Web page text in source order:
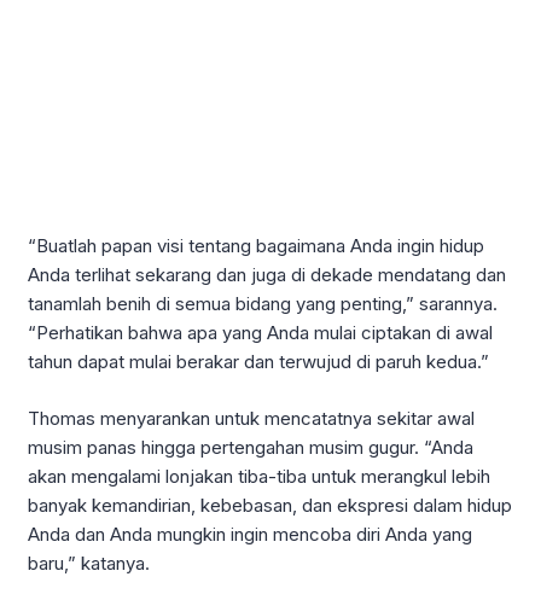
“Buatlah papan visi tentang bagaimana Anda ingin hidup
Anda terlihat sekarang dan juga di dekade mendatang dan
tanamlah benih di semua bidang yang penting,” sarannya.
“Perhatikan bahwa apa yang Anda mulai ciptakan di awal
tahun dapat mulai berakar dan terwujud di paruh kedua.”
Thomas menyarankan untuk mencatatnya sekitar awal
musim panas hingga pertengahan musim gugur. “Anda
akan mengalami lonjakan tiba-tiba untuk merangkul lebih
banyak kemandirian, kebebasan, dan ekspresi dalam hidup
Anda dan Anda mungkin ingin mencoba diri Anda yang
baru,” katanya.